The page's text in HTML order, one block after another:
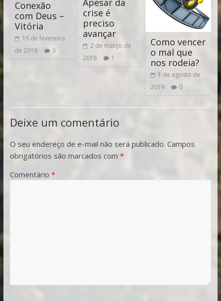
Conexão
com Deus –
Vitória
15 de fevereiro
de 2018
3
Apesar da
crise é
preciso
avançar
2 de março de
2016
1
Como vencer
o mal que
nos rodeia?
1 de agosto de
2019
0
Deixe um comentário
O seu endereço de e-mail não será publicado. Campos
obrigatórios são marcados com *
Comentário *